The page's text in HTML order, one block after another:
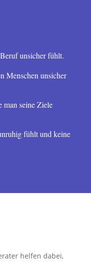
unsicher fühlt.
Menschen unsicher
seine Ziele
fühlt und keine
helfen dabei,